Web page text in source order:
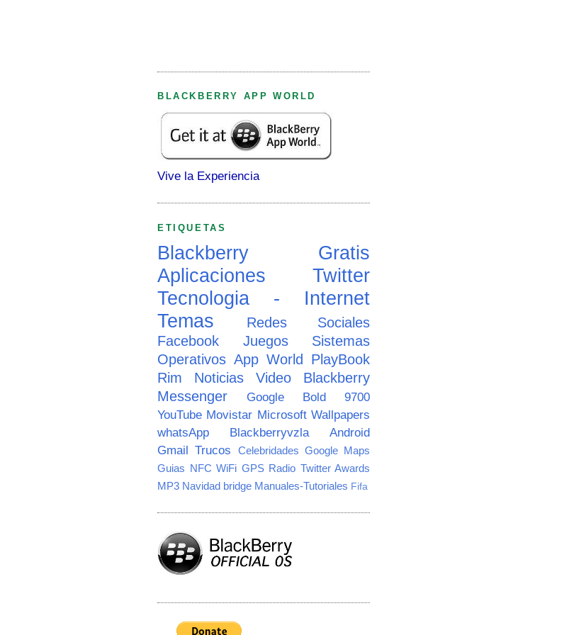
BLACKBERRY APP WORLD
Vive la Experiencia
ETIQUETAS
Blackberry
Gratis
Aplicaciones
Twitter
Tecnologia - Internet
Temas
Redes Sociales
Facebook
Juegos
Sistemas
Operativos App World PlayBook
Rim
Noticias Video
Blackberry
Messenger
Google
Bold 9700
YouTube Movistar Microsoft Wallpapers
whatsApp
Blackberryvzla
Android
Gmail Trucos Celebridades Google Maps
Guias NFC WiFi GPS Radio Twitter Awards
MP3 Navidad bridge Manuales-Tutoriales Fifa